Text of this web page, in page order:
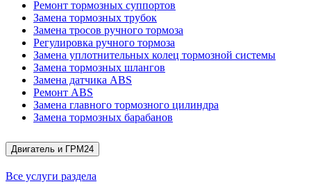
Ремонт тормозных суппортов
Замена тормозных трубок
Замена тросов ручного тормоза
Регулировка ручного тормоза
Замена уплотнительных колец тормозной системы
Замена тормозных шлангов
Замена датчика ABS
Ремонт ABS
Замена главного тормозного цилиндра
Замена тормозных барабанов
Двигатель и ГРМ24
Все услуги раздела